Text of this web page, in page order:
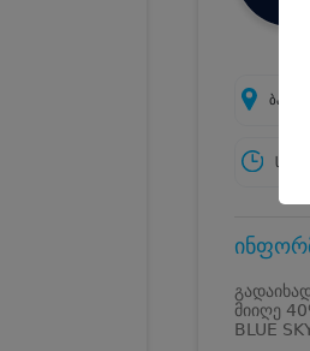
მიიღე
BLUE